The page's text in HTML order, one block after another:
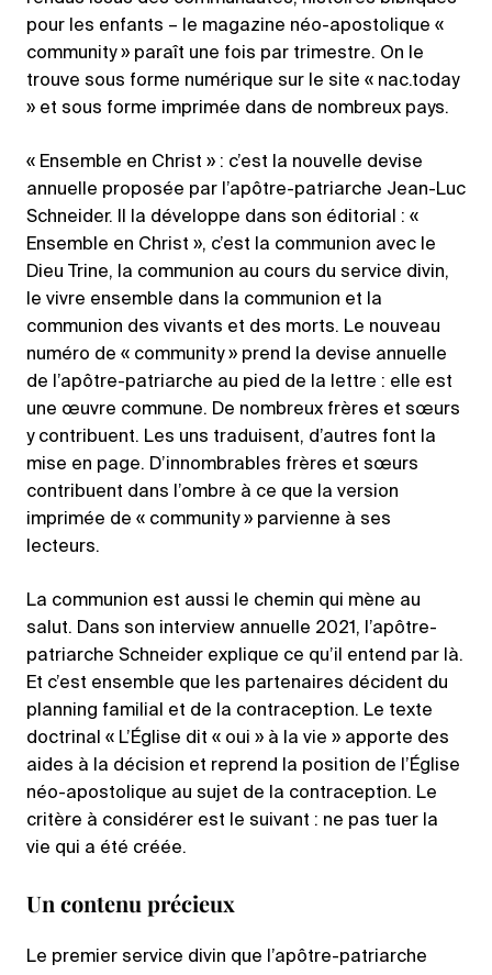
pour les enfants – le magazine néo-apostolique «
community » paraît une fois par trimestre. On le
trouve sous forme numérique sur le site « nac.today
» et sous forme imprimée dans de nombreux pays.
« Ensemble en Christ » : c’est la nouvelle devise
annuelle proposée par l’apôtre-patriarche Jean-Luc
Schneider. Il la développe dans son éditorial : «
Ensemble en Christ », c’est la communion avec le
Dieu Trine, la communion au cours du service divin,
le vivre ensemble dans la communion et la
communion des vivants et des morts. Le nouveau
numéro de « community » prend la devise annuelle
de l’apôtre-patriarche au pied de la lettre : elle est
une œuvre commune. De nombreux frères et sœurs
y contribuent. Les uns traduisent, d’autres font la
mise en page. D’innombrables frères et sœurs
contribuent dans l’ombre à ce que la version
imprimée de « community » parvienne à ses
lecteurs.
La communion est aussi le chemin qui mène au
salut. Dans son interview annuelle 2021, l’apôtre-
patriarche Schneider explique ce qu’il entend par là.
Et c’est ensemble que les partenaires décident du
planning familial et de la contraception. Le texte
doctrinal « L’Église dit « oui » à la vie » apporte des
aides à la décision et reprend la position de l’Église
néo-apostolique au sujet de la contraception. Le
critère à considérer est le suivant : ne pas tuer la
vie qui a été créée.
Un contenu précieux
Le premier service divin que l’apôtre-patriarche